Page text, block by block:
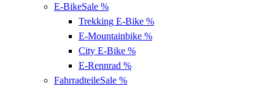
E-BikeSale %
Trekking E-Bike %
E-Mountainbike %
City E-Bike %
E-Rennrad %
FahrradteileSale %